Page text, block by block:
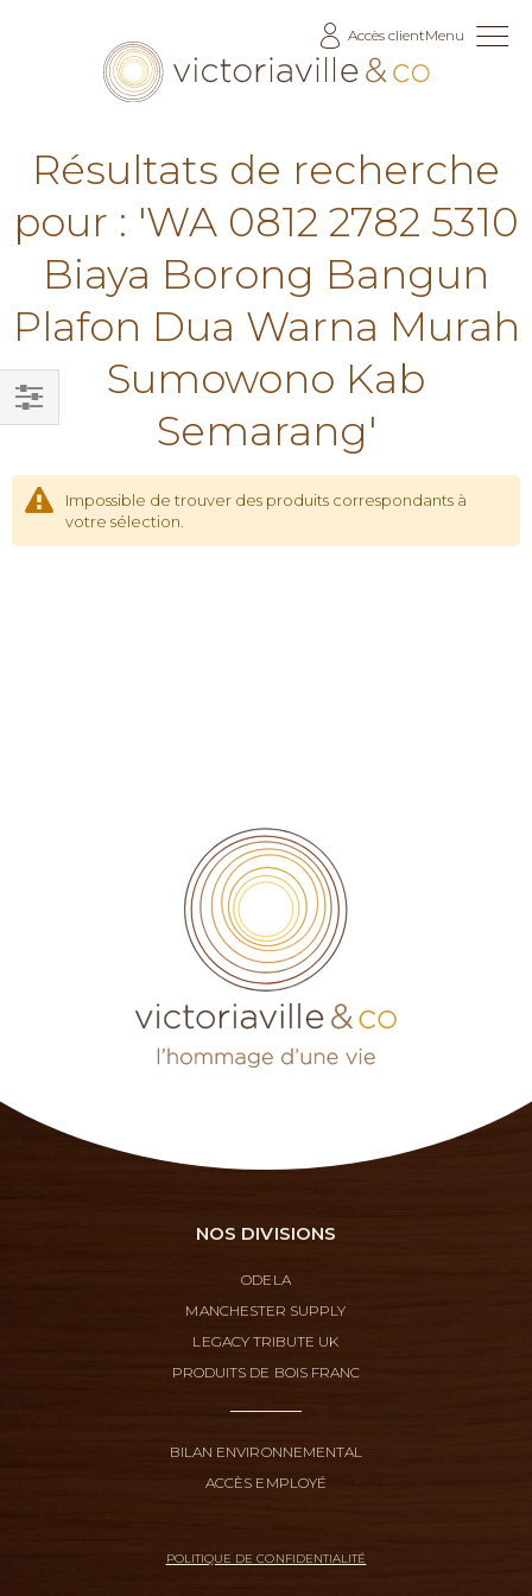
Accès clientMenu
Résultats de recherche
pour : 'WA 0812 2782 5310
Biaya Borong Bangun
Plafon Dua Warna Murah
Sumowono Kab
Semarang'
Impossible de trouver des produits correspondants à
votre sélection.
Filtrer
NOS DIVISIONS
ODELA
MANCHESTER SUPPLY
LEGACY TRIBUTE UK
PRODUITS DE BOIS FRANC
BILAN ENVIRONNEMENTAL
ACCÈS EMPLOYÉ
POLITIQUE DE CONFIDENTIALITÉ